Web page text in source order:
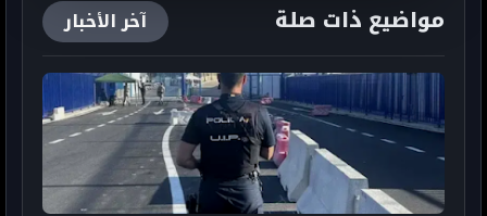
مواضيع ذات صلة آخر الأخبار